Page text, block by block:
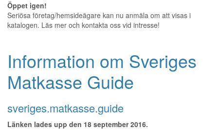
Öppet igen!
Seriösa företag/hemsideägare kan nu anmäla om att visas i
katalogen. Läs mer och kontakta oss vid intresse!
Information om Sveriges
Matkasse Guide
sveriges.matkasse.guide
Länken lades upp den 18 september 2016.